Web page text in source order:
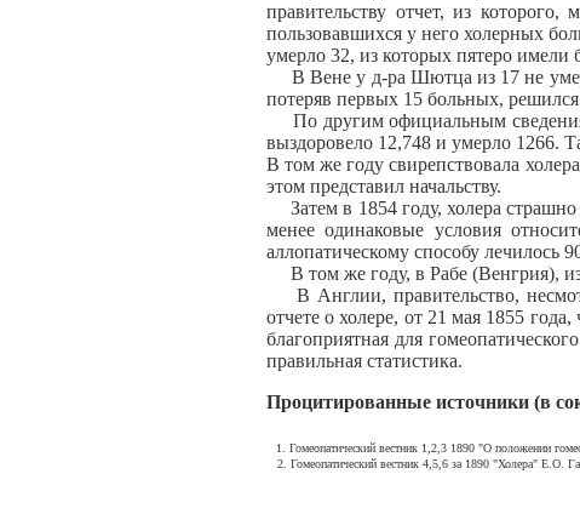
правительству отчет, из
пользовавшихся у него холерных
умерло 32, из которых пятеро имели
В Вене у д-ра Шютца из 17 не умер
потеряв первых 15 больных,
По другим официальным
выздоровело 12,748 и умерло 1266.
В том же году свирепствовала
этом представил начальству.
Затем в 1854 году, холера
менее одинаковые условия
аллопатическому способу лечилось
В том же году, в Рабе (Венгрия), из
В Англии, правительство,
отчете о холере, от 21 мая 1855
благоприятная для
правильная статистика.
Процитированные источники (в
1. Гомеопатический вестник 1,2,3 1890 "О положении
2. Гомеопатический вестник 4,5,6 за 1890 "Холера" Е.О.